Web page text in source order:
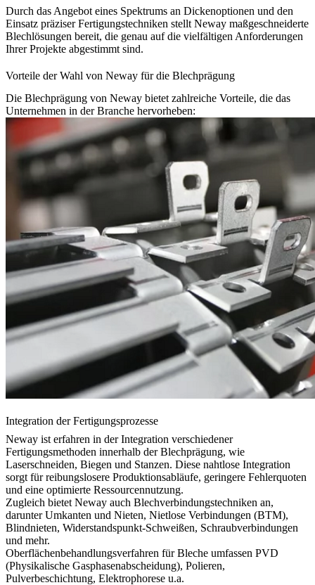
Durch das Angebot eines Spektrums an Dickenoptionen und den
Einsatz präziser Fertigungstechniken stellt Neway maßgeschneiderte
Blechlösungen bereit, die genau auf die vielfältigen Anforderungen
Ihrer Projekte abgestimmt sind.
Vorteile der Wahl von Neway für die Blechprägung
Die Blechprägung von Neway bietet zahlreiche Vorteile, die das
Unternehmen in der Branche hervorheben:
Integration der Fertigungsprozesse
Neway ist erfahren in der Integration verschiedener
Fertigungsmethoden innerhalb der Blechprägung, wie
Laserschneiden, Biegen und Stanzen. Diese nahtlose Integration
sorgt für reibungslosere Produktionsabläufe, geringere Fehlerquoten
und eine optimierte Ressourcennutzung.
Zugleich bietet Neway auch Blechverbindungstechniken an,
darunter Umkanten und Nieten, Nietlose Verbindungen (BTM),
Blindnieten, Widerstandspunkt-Schweißen, Schraubverbindungen
und mehr.
Oberflächenbehandlungsverfahren für Bleche umfassen PVD
(Physikalische Gasphasenabscheidung), Polieren,
Pulverbeschichtung, Elektrophorese u.a.